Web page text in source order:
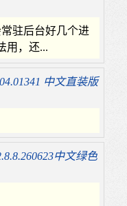
驻后台好几个进
用，还...
中文直装版
中文绿色